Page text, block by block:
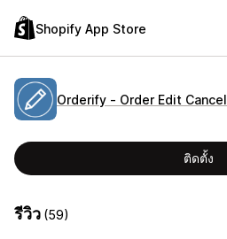
Shopify App Store
Orderify ‑ Order Edit Cancel
ติดตั้ง
รีวิว (59)